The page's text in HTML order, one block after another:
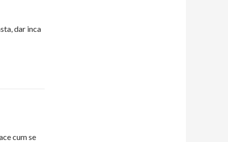
dar inca
cum se